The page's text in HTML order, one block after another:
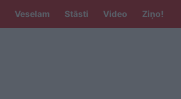
Veselam Stāsti Video Ziņo!